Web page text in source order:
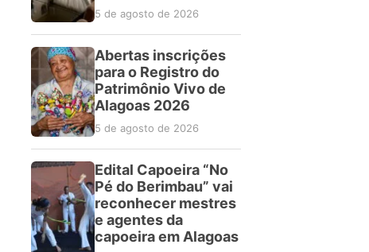
5 de agosto de 2026
Abertas inscrições
para o Registro do
Patrimônio Vivo de
Alagoas 2026
5 de agosto de 2026
Edital Capoeira “No
Pé do Berimbau” vai
reconhecer mestres
e agentes da
capoeira em Alagoas